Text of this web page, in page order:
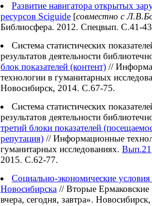
Развитие навигатора открытых
ресурсов Sciguide [совместно с
Библиосфера. 2012. Спецвып. C.41-
Система статистических
результатов деятельности
блок показателей (контент) //
технологии в гуманитарных
Новосибирск, 2014. С.67-75.
Система статистических
результатов деятельности
третий блоки показателей
репутация) // Информационные
гуманитарных исследованиях. Вып.21
2015. С.62-77.
Социально-экономические
Новосибирска // Вторые
вчера, сегодня, завтра».